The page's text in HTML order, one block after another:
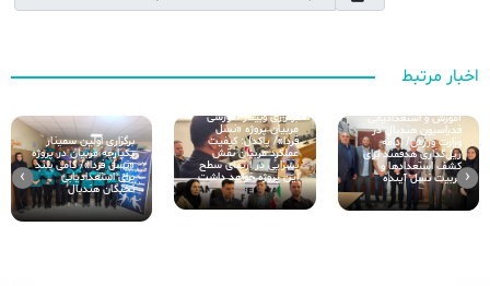
اخبار مرتبط
آموزش و استعدادیابی
فدراسیون هندبال در
وزارت ورزش/ ادامه
ریل‌گذاری هدفمند برای
کشف استعدادها و
تربیت نسل آینده
برگزاری وبینار آموزشی
مربیان پروژه «نسل
فردا»/ پاکدل: کیفیت
عملکرد مربیان نقش
بسزایی در ارتقای سطح
این پروژه خواهد داشت
برگزاری اولین سمینار
یکپارچه مربیان در پروژه
«نسل فردا»/ گامی بلند
برای استعدادیابی
نخبگان هندبال
‹
›